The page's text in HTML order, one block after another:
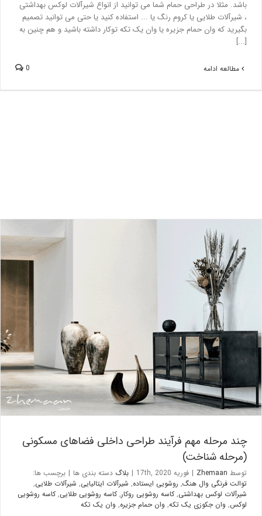
باشد. مثلا در طراحی حمام شما می توانید از انواع شیرآلات لوکس بهداشتی
، شیرآلات طلایی یا کروم رنگ یا ... استفاده کنید یا حتی می توانید تصمیم
بگیرید که وان حمام جزیره یا وان یک تکه توکار داشته باشید و هم چنین به
مطالعه ادامه
چند مرحله مهم فرآیند طراحی داخلی فضاهای مسکونی (مرحله
چند مرحله مهم فرآیند طراحی داخلی فضاهای مسکونی
(مرحله شناخت)
توسطZhemaan
| فوریه 17th, 2020 | بلاگدسته بندی ها
برچسب ها:
توالت فرنگی وال هنگ,روشویی ایستاده,شیرآلات ایتالیایی,شیرآلات طلایی,
شیرآلات لوکس بهداشتی,کاسه روشویی روکار,کاسه روشویی طلایی,کاسه روشویی
لوکس,وان جکوزی یک تکه ,وان حمام جزیره,وان یک تکه